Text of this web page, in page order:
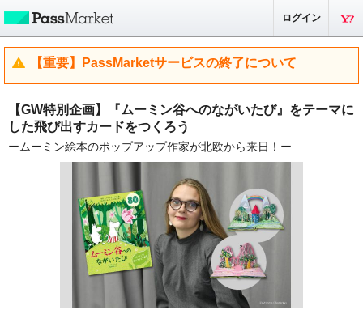
ログイン
【重要】PassMarketサービスの終了について
【GW特別企画】『ムーミン谷へのながいたび』をテーマに
した飛び出すカードをつくろう
ームーミン絵本のポップアップ作家が北欧から来日！ー